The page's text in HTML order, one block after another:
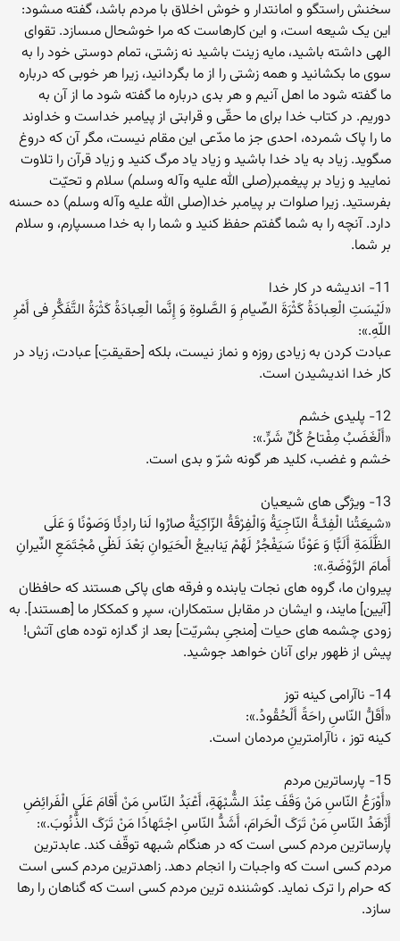
سخنش راستگو و امانتدار و خوش اخلاق با مردم باشد، گفته مىشود:
این یک شیعه است، و این کارهاست که مرا خوشحال مىسازد. تقواى
الهى داشته باشید، مایه زینت باشید نه زشتى، تمام دوستى خود را به
سوى ما بکشانید و همه زشتى را از ما بگردانید، زیرا هر خوبى که درباره
ما گفته شود ما اهل آنیم و هر بدى درباره ما گفته شود ما از آن به
دوریم. در کتاب خدا براى ما حقّى و قرابتى از پیامبر خداست و خداوند
ما را پاک شمرده، احدى جز ما مدّعى این مقام نیست، مگر آن که دروغ
مىگوید. زیاد به یاد خدا باشید و زیاد یاد مرگ کنید و زیاد قرآن را تلاوت
نمایید و زیاد بر پیغمبر(صلى الله علیه وآله وسلم) سلام و تحیّت
بفرستید. زیرا صلوات بر پیامبر خدا(صلى الله علیه وآله وسلم) ده حسنه
دارد. آنچه را به شما گفتم حفظ کنید و شما را به خدا مىسپارم، و سلام
بر شما.
11- اندیشه در کار خدا
«لَیْسَتِ الْعِبادَةُ کَثْرَةَ الصِّیامِ وَ الصَّلوةِ وَ إِنَّما الْعِبادَةُ کَثْرَةُ التَّفَکُّرِ فى أَمْرِ
اللّهِ.»:
عبادت کردن به زیادى روزه و نماز نیست، بلکه [حقیقتِ] عبادت، زیاد در
کار خدا اندیشیدن است.
12- پلیدى خشم
«أَلْغَضَبُ مِفْتاحُ کُلِّ شَرٍّ.»:
خشم و غضب، کلید هر گونه شرّ و بدى است.
13- ویژگى هاى شیعیان
«شیعَتُنا الْفِئَـةُ النّاجِیَةُ وَالْفِرْقَةُ الزّاکِیَةُ صارُوا لَنا رادِئًا وَصَوْنًا وَ عَلَى
الظَّلَمَةِ أَلَبًّا وَ عَوْنًا سَیَفْجُرُ لَهُمْ یَنابیعُ الْحَیَوانِ بَعْدَ لَظْىِ مُجْتَمَعِ النِّیرانِ
أَمامَ الرَّوْضَةِ.»:
پیروان ما، گروه هاى نجات یابنده و فرقه هاى پاکى هستند که حافظان
[آیین] مایند، و ایشان در مقابل ستمکاران، سپر و کمککار ما [هستند]. به
زودى چشمه هاى حیات [منجىِ بشریّت] بعد از گدازه توده هاى آتش!
پیش از ظهور براى آنان خواهد جوشید.
14- ناآرامى کینه توز
«أَقَلُّ النّاسِ راحَةً أَلْحُقُودُ.»:
کینه توز ، ناآرامترینِ مردمان است.
15- پارساترین مردم
«أَوْرَعُ النّاسِ مَنْ وَقَفَ عِنْدَ الشُّبْهَةِ، أَعْبَدُ النّاسِ مَنْ أَقامَ عَلَى الْفَرائِضِ
أَزْهَدُ النّاسِ مَنْ تَرَکَ الْحَرامَ، أَشَدُّ النّاسِ اجْتَهادًا مَنْ تَرَکَ الذُّنُوبَ.»:
پارساترین مردم کسى است که در هنگام شبهه توقّف کند. عابدترین
مردم کسى است که واجبات را انجام دهد. زاهدترین مردم کسى است
که حرام را ترک نماید. کوشننده ترین مردم کسى است که گناهان را رها
سازد.